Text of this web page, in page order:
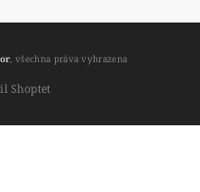
, všechna práva vyhrazena
Shoptet